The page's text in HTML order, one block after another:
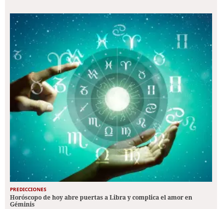
PREDICCIONES
Horóscopo de hoy abre puertas a Libra y complica el amor en
Géminis